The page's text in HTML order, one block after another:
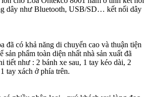
dây như Bluetooth, USB/SD… kết nối dây
đã có khả năng di chuyển cao và thuận tiện
sản phẩm toàn diện nhất nhà sản xuất đã
tiết như : 2 bánh xe sau, 1 tay kéo dài, 2
tay xách ở phía trên.